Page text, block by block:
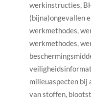
werkinstructies,
(bijna)ongevallen
werkmethodes,
werkmethodes,
milieuaspecten bij
van stoffen,